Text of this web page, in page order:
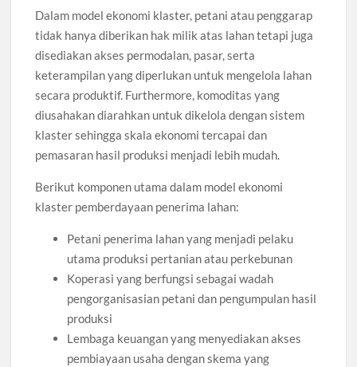
Dalam model ekonomi klaster, petani atau penggarap
tidak hanya diberikan hak milik atas lahan tetapi juga
disediakan akses permodalan, pasar, serta
keterampilan yang diperlukan untuk mengelola lahan
secara produktif. Furthermore, komoditas yang
diusahakan diarahkan untuk dikelola dengan sistem
klaster sehingga skala ekonomi tercapai dan
pemasaran hasil produksi menjadi lebih mudah.
Berikut komponen utama dalam model ekonomi
klaster pemberdayaan penerima lahan:
Petani penerima lahan yang menjadi pelaku
utama produksi pertanian atau perkebunan
Koperasi yang berfungsi sebagai wadah
pengorganisasian petani dan pengumpulan hasil
produksi
Lembaga keuangan yang menyediakan akses
pembiayaan usaha dengan skema yang